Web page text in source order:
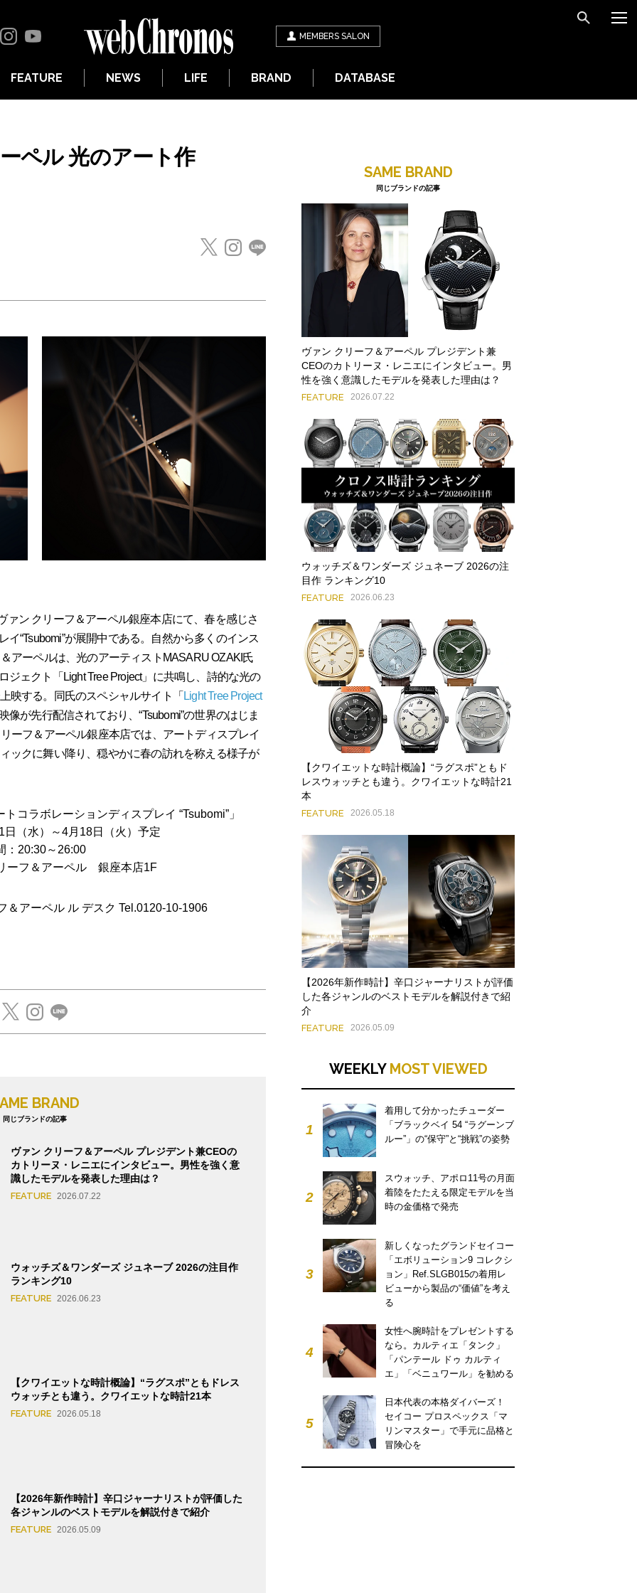
MEMBERS SALON
FEATURE NEWS LIFE BRAND DATABASE
ペル 光のアート作
ン クリーフ＆アーペル銀座本店にて、春を感じさ
“Tsubomi”が展開中である。自然から多くのインス
アーペルは、光のアーティストMASARU OZAKI氏
ェクト「Light Tree Project」に共鳴し、詩的な光の
映する。同氏のスペシャルサイト「 Light Tree Project
が先行配信されており、“Tsubomi”の世界のはじま
ーフ＆アーペル銀座本店では、アートディスプレイ
ックに舞い降り、穏やかに春の訪れを称える様子が
コラボレーションディスプレイ “Tsubomi”」
日（水）～4月18日（火）予定
：20:30～26:00
ーフ＆アーペル 銀座本店1F
＆アーペル ル デスク Tel.0120-10-1906
BRAND
同じブランドの記事
ヴァン クリーフ＆アーペル プレジデント兼CEOの
カトリーヌ・レニエにインタビュー。男性を強く意
識したモデルを発表した理由は？
FEATURE 2026.07.22
ウォッチズ＆ワンダーズ ジュネーブ 2026の注目作
ランキング10
FEATURE 2026.06.23
【クワイエットな時計概論】“ラグスポ”ともドレス
ウォッチとも違う。クワイエットな時計21本
FEATURE 2026.05.18
【2026年新作時計】辛口ジャーナリストが評価した
各ジャンルのベストモデルを解説付きで紹介
FEATURE 2026.05.09
SAME BRAND
同じブランドの記事
ヴァン クリーフ＆アーペル プレジデント兼
CEOのカトリーヌ・レニエにインタビュー。男
性を強く意識したモデルを発表した理由は？
FEATURE 2026.07.22
ウォッチズ＆ワンダーズ ジュネーブ 2026の注
目作 ランキング10
FEATURE 2026.06.23
【クワイエットな時計概論】“ラグスポ”ともド
レスウォッチとも違う。クワイエットな時計21
本
FEATURE 2026.05.18
【2026年新作時計】辛口ジャーナリストが評価
した各ジャンルのベストモデルを解説付きで紹
介
FEATURE 2026.05.09
WEEKLY MOST VIEWED
1
着用して分かったチューダー
「ブラックベイ 54 “ラグーンブ
ルー”」の“保守”と“挑戦”の姿勢
2
スウォッチ、アポロ11号の月面
着陸をたたえる限定モデルを当
時の金価格で発売
3
新しくなったグランドセイコー
「エボリューション9 コレクシ
ョン」Ref.SLGB015の着用レ
ビューから製品の“価値”を考え
る
4
女性へ腕時計をプレゼントする
なら。カルティエ「タンク」
「パンテール ドゥ カルティ
エ」「ベニュワール」を勧める
5
日本代表の本格ダイバーズ！
セイコー プロスペックス「マ
リンマスター」で手元に品格と
冒険心を